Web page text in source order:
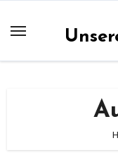
Inhalt